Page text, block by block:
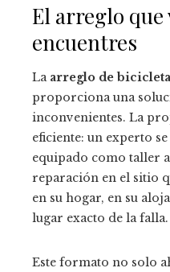
El arreglo que
encuentres
La arreglo de
proporciona una
inconvenientes. La
eficiente: un experto
equipado como taller
reparación en el sitio
en su hogar, en su
lugar exacto de la falla.
Este formato no solo